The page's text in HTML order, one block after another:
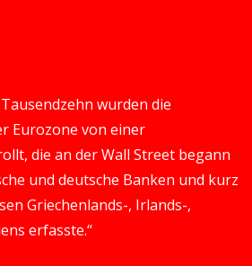
Tausendzehn wurden die
Eurozone von einer
die an der Wall Street begann
und deutsche Banken und kurz
Griechenlands-, Irlands-,
erfasste.“